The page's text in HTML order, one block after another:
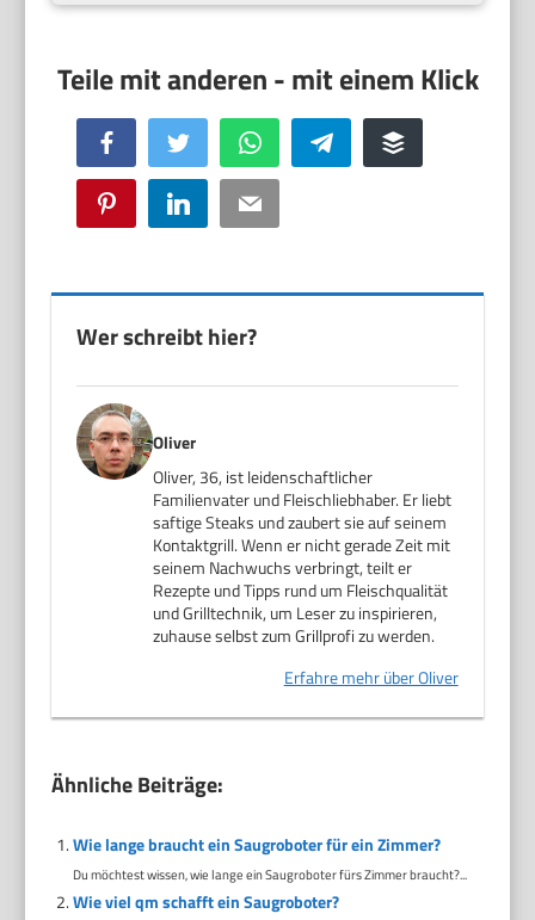
Facebook Twitter WhatsApp Telegram Buffer
Pinterest LinkedIn Email
Wer schreibt hier?
Oliver
Oliver, 36, ist leidenschaftlicher
Familienvater und Fleischliebhaber. Er liebt
saftige Steaks und zaubert sie auf seinem
Kontaktgrill. Wenn er nicht gerade Zeit mit
seinem Nachwuchs verbringt, teilt er
Rezepte und Tipps rund um Fleischqualität
und Grilltechnik, um Leser zu inspirieren,
zuhause selbst zum Grillprofi zu werden.
Erfahre mehr über Oliver
Ähnliche Beiträge:
Wie lange braucht ein Saugroboter für ein Zimmer?
Du möchtest wissen, wie lange ein Saugroboter fürs Zimmer braucht?...
Wie viel qm schafft ein Saugroboter?